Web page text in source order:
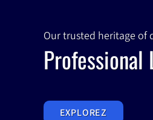
Our trusted heritage of
EXPLOREZ